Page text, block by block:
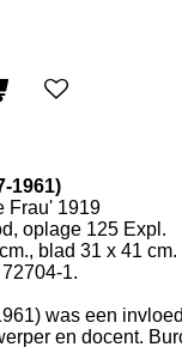
1961)
Frau' 1919
oplage 125 Expl.
blad 31 x 41
1.
was een
en docent.